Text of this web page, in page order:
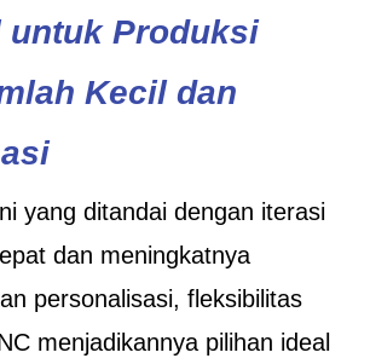
untuk Produksi
Kecil dan
yang ditandai dengan iterasi
dan meningkatnya
personalisasi, fleksibilitas
menjadikannya pilihan ideal